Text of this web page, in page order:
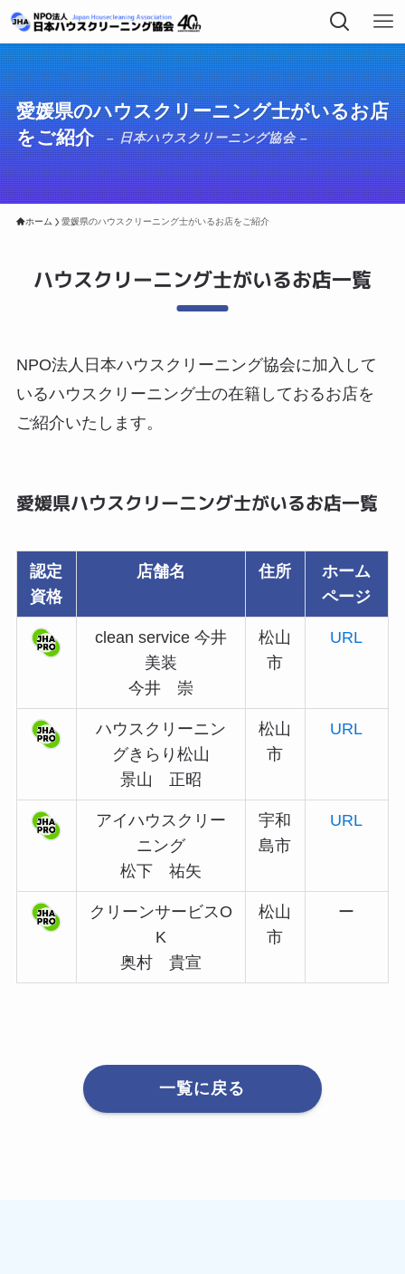
愛媛県のハウスクリーニング士がいるお店
をご紹介
– 日本ハウスクリーニング協会 –
ホーム 愛媛県のハウスクリーニング士がいるお店をご紹介
ハウスクリーニング士がいるお店一覧
NPO法人日本ハウスクリーニング協会に加入して
いるハウスクリーニング士の在籍しておるお店を
ご紹介いたします。
愛媛県ハウスクリーニング士がいるお店一覧
認定
資格
店舗名 住所
ホーム
ページ
clean service 今井
美装
今井 崇
松山
市
URL
ハウスクリーニン
グきらり松山
景山 正昭
松山
市
URL
アイハウスクリー
ニング
松下 祐矢
宇和
島市
URL
クリーンサービスO
K
奥村 貴宣
松山
市
ー
一覧に戻る